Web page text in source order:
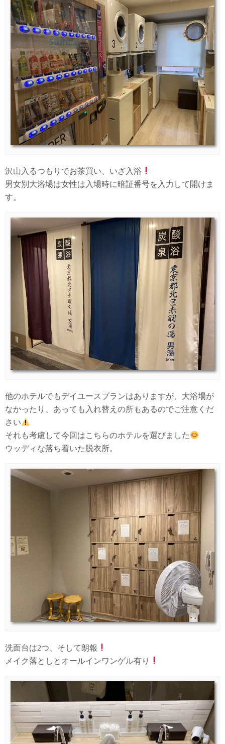
沢山入るつもりでお茶買い、いざ入浴
男女別大浴場は女性は入場時に暗証番号を入力して開けま
す。
他のホテルでもデイユースプランはありますが、大浴場が
なかったり、あっても入れ替えの所もあるのでご注意くだ
さい
それも考慮して今回はこちらのホテルを選びました
ウッディな落ち着いた脱衣所。
洗面台は2つ、そして朗報
メイク落としとオールインワンゲル有り